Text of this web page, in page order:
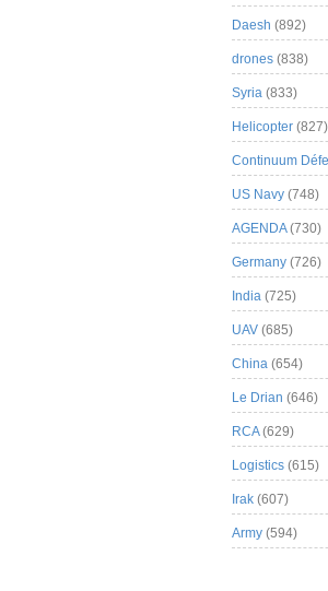
Daesh (892)
drones (838)
Syria (833)
Helicopter (827)
Continuum
US Navy (748)
AGENDA(730)
Germany (726)
India (725)
UAV (685)
China (654)
Le Drian (646)
RCA(629)
Logistics (615)
Irak (607)
Army (594)